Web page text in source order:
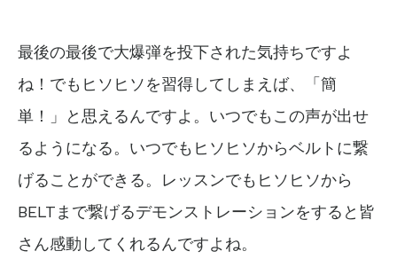
最後の最後で大爆弾を投下された気持ちですよ
ね！でもヒソヒソを習得してしまえば、「簡
単！」と思えるんですよ。いつでもこの声が出せ
るようになる。いつでもヒソヒソからベルトに繋
げることができる。レッスンでもヒソヒソから
BELTまで繋げるデモンストレーションをすると皆
さん感動してくれるんですよね。